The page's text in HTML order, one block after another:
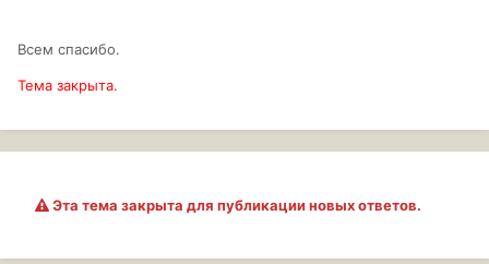
Всем спасибо.
Тема закрыта.
Эта тема закрыта для публикации новых ответов.